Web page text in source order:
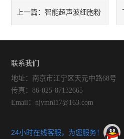
上一篇：智能超声波细胞粉
胞做到很好的破碎
联系我们
地址：南京市江宁区天元中路68号
传真：86-025-87132665
Email：njymnl17@163.com
24小时在线客服，为您服务！